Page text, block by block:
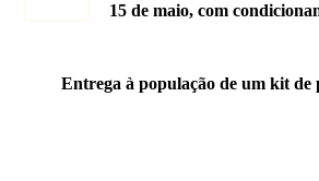
15 de maio, com
Entrega à população de um kit de